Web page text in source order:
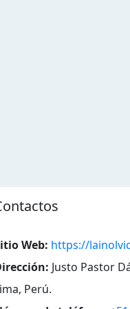
Ritmo Romántica
Web: https://
Justo Pastor
Perú.